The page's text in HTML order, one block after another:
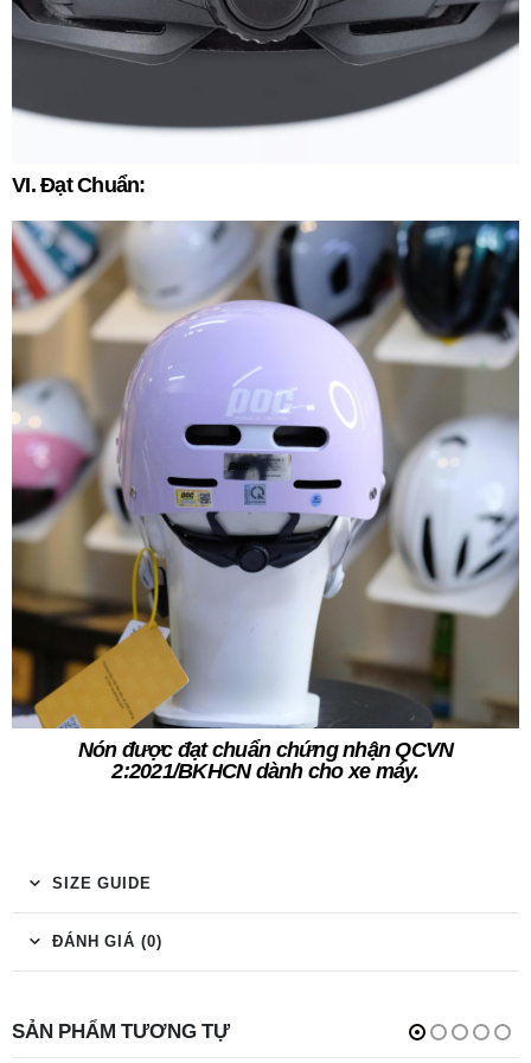
VI. Đạt Chuẩn:
Nón được đạt chuẩn chứng nhận QCVN
2:2021/BKHCN dành cho xe máy.
SIZE GUIDE
ĐÁNH GIÁ (0)
SẢN PHẨM TƯƠNG TỰ